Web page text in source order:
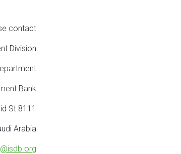
contact:
Division
Bank
8111 King Khalid St.
Arabia